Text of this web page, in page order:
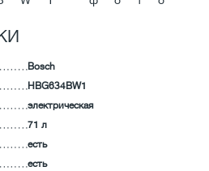
Bosch
HBG634BW1
электрическая
71 л
есть
есть